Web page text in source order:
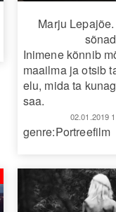
Marju
sõnad
Inimene kõnnib
maailma ja otsib
elu, mida ta
saa.
02.01.2019
genre:Portreefilm